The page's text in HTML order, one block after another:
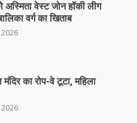
अस्मिता वेस्ट जोन हॉकी लीग
वर्ग का खिताब
मंदिर का रोप-वे टूटा, महिला